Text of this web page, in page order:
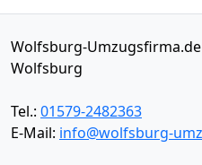
Wolfsburg-Umzugsfirma.de
Wolfsburg
Tel.: 01579-2482363
E-Mail: info@wolfsburg-